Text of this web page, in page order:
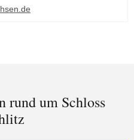
rund um Schloss